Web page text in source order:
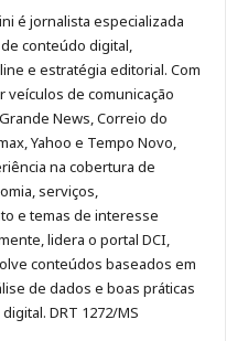
Malagolini
no
Instagram
Malagolini
no
Facebook
de
Anny
Malagolini
é jornalista especializada
conteúdo digital,
e estratégia editorial. Com
veículos de comunicação
News, Correio do
Yahoo e Tempo Novo,
na cobertura de
serviços,
e temas de interesse
lidera o portal DCI,
conteúdos baseados em
de dados e boas práticas
DRT 1272/MS